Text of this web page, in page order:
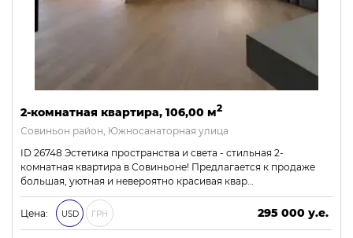
2-комнатная квартира, 106,00 м2
Совиньон район, Южносанаторная улица
ID 26748 Эстетика пространства и света - стильная 2-
комнатная квартира в Совиньоне! Предлагается к продаже
большая, уютная и невероятно красивая квар…
Цена: USD ГРН
295 000 у.е.
12 685 000 ₴